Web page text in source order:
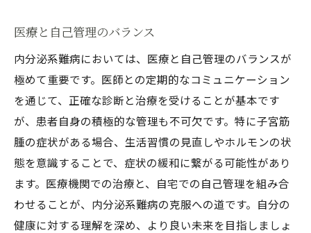
医療と自己管理のバランス
内分泌系難病においては、医療と自己管理のバランスが
極めて重要です。医師との定期的なコミュニケーション
を通じて、正確な診断と治療を受けることが基本です
が、患者自身の積極的な管理も不可欠です。特に子宮筋
腫の症状がある場合、生活習慣の見直しやホルモンの状
態を意識することで、症状の緩和に繋がる可能性があり
ます。医療機関での治療と、自宅での自己管理を組み合
わせることが、内分泌系難病の克服への道です。自分の
健康に対する理解を深め、より良い未来を目指しましょ